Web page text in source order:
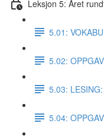
Leksjon 5: Året
5.01:
5.02:
5.03:
5.04: